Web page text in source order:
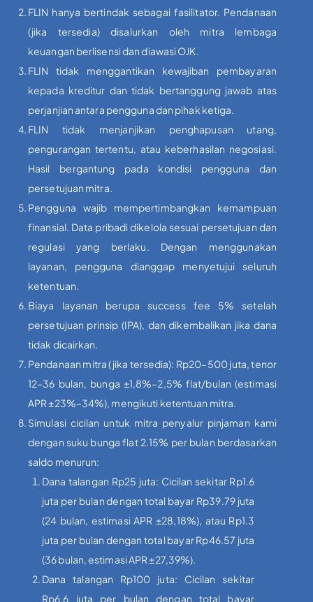
FLIN hanya bertindak sebagai fasilitator. Pendanaan
(jika tersedia) disalurkan oleh mitra lembaga
keuangan berlisensi dan diawasi OJK.
FLIN tidak menggantikan kewajiban pembayaran
kepada kreditur dan tidak bertanggung jawab atas
perjanjian antara pengguna dan pihak ketiga.
FLIN tidak menjanjikan penghapusan utang,
pengurangan tertentu, atau keberhasilan negosiasi.
Hasil bergantung pada kondisi pengguna dan
persetujuan mitra.
Pengguna wajib mempertimbangkan kemampuan
finansial. Data pribadi dikelola sesuai persetujuan dan
regulasi yang berlaku. Dengan menggunakan
layanan, pengguna dianggap menyetujui seluruh
ketentuan.
Biaya layanan berupa success fee 5% setelah
persetujuan prinsip (IPA), dan dikembalikan jika dana
tidak dicairkan.
Pendanaan mitra (jika tersedia): Rp20–500 juta, tenor
12–36 bulan, bunga ±1,8%–2,5% flat/bulan (estimasi
APR ±23%–34%), mengikuti ketentuan mitra.
Simulasi cicilan untuk mitra penyalur pinjaman kami
dengan suku bunga flat 2.15% per bulan berdasarkan
saldo menurun:
Dana talangan Rp25 juta: Cicilan sekitar Rp1.6
juta per bulan dengan total bayar Rp39.79 juta
(24 bulan, estimasi APR ±28,18%), atau Rp1.3
juta per bulan dengan total bayar Rp46.57 juta
(36 bulan, estimasi APR ±27,39%).
Dana talangan Rp100 juta: Cicilan sekitar
Rp6.6 juta per bulan dengan total bayar